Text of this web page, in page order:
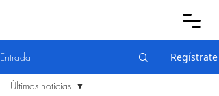
Entrada Regístrate
Últimas noticias